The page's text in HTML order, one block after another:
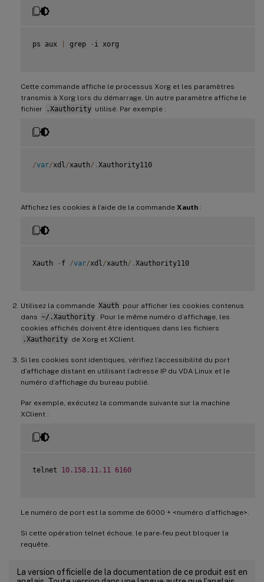
ps aux grep - i xorg
Cette commande affiche le processus Xorg et les paramètres
transmis à Xorg lors du démarrage. Un autre paramètre affiche le
fichier
.Xauthority utilisé. Par exemple :
/var/xdl /xauth/ . Xauthority110
Affichez les cookies à l’aide de la commande Xauth :
Xauth - f /var/xdl /xauth/ . Xauthority110
Utilisez la commande Xauth pour afficher les cookies contenus
dans ~/.Xauthority
. Pour le même numéro d’affichage, les
cookies affichés doivent être identiques dans les fichiers
.Xauthority de Xorg et XClient.
Si les cookies sont identiques, vérifiez l’accessibilité du port
d’affichage distant en utilisant l’adresse IP du VDA Linux et le
numéro d’affichage du bureau publié.
Par exemple, exécutez la commande suivante sur la machine
XClient :
telnet 10.158 .11 .11 6160
Le numéro de port est la somme de 6000 + <numéro d’affichage>.
Si cette opération telnet échoue, le pare-feu peut bloquer la
requête.
La version officielle de la documentation de ce produit est en